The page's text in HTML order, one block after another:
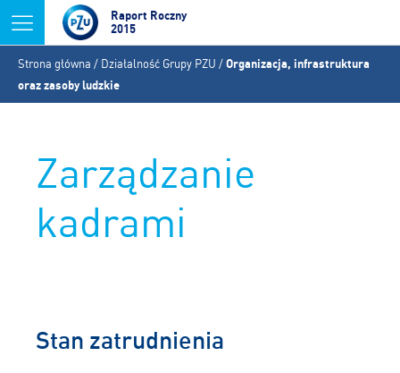
Jump to navigation
Raport Roczny
2015
Jesteś
tutaj
Strona główna / Działalność Grupy PZU /Organizacja, infrastruktura
oraz zasoby ludzkie
Zarządzanie
kadrami
Stan zatrudnienia